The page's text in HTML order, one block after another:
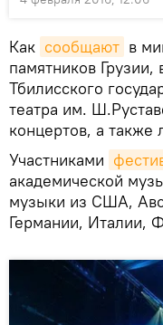
Как сообщают в
памятников
Тбилисского
театра им.
концертов, а также
Участниками
академической
музыки из США,
Германии, Италии,